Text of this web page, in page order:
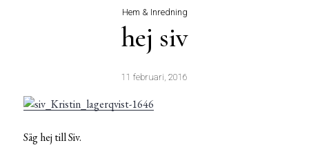
Hem & Inredning
hej siv
11 februari, 2016
Säg hej till Siv.